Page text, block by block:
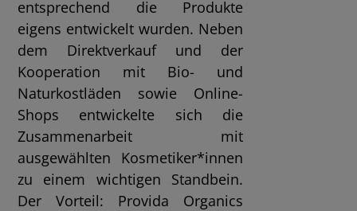
entsprechend die Produkte
eigens entwickelt wurden. Neben
dem Direktverkauf und der
Kooperation mit Bio- und
Naturkostläden sowie Online-
Shops entwickelte sich die
Zusammenarbeit mit
ausgewählten Kosmetiker*innen
zu einem wichtigen Standbein.
Der Vorteil: Provida Organics